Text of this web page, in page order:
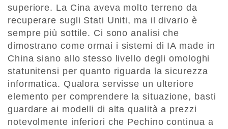
superiore. La Cina aveva molto terreno da
recuperare sugli Stati Uniti, ma il divario è
sempre più sottile. Ci sono analisi che
dimostrano come ormai i sistemi di IA made in
China siano allo stesso livello degli omologhi
statunitensi per quanto riguarda la sicurezza
informatica. Qualora servisse un ulteriore
elemento per comprendere la situazione, basti
guardare ai modelli di alta qualità a prezzi
notevolmente inferiori che Pechino continua a